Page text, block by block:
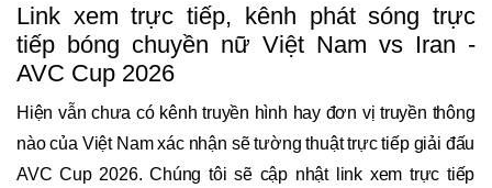
Link xem trực tiếp, kênh phát sóng trực
tiếp bóng chuyền nữ Việt Nam vs Iran -
AVC Cup 2026
Hiện vẫn chưa có kênh truyền hình hay đơn vị truyền thông
nào của Việt Nam xác nhận sẽ tường thuật trực tiếp giải đấu
AVC Cup 2026. Chúng tôi sẽ cập nhật link xem trực tiếp